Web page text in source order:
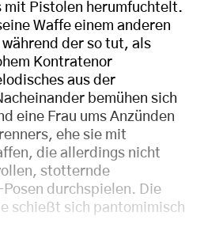
mit Pistolen herumfuchtelt.
Waffe einem anderen
der so tut, als
Kontratenor
aus der
bemühen sich
eine Frau ums Anzünden
ehe sie mit
die allerdings nicht
stotternde
durchspielen. Die
schießt sich pantomimisch